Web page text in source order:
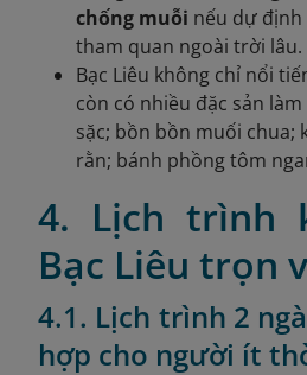
chống muỗi nếu dự định
tham quan ngoài trời lâu.
Bạc Liêu không chỉ nổi
còn có nhiều đặc sản
sặc; bồn bồn muối chua;
rằn; bánh phồng tôm
4. Lịch trình
Bạc Liêu trọn
4.1. Lịch trình 2
hợp cho người ít